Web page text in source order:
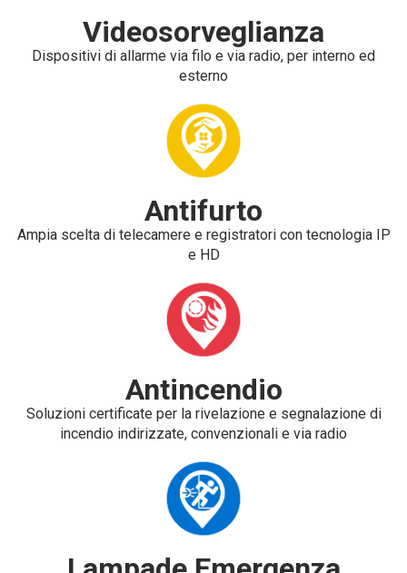
Videosorveglianza
Dispositivi di allarme via filo e via radio, per interno ed
esterno
Antifurto
Ampia scelta di telecamere e registratori con tecnologia IP
e HD
Antincendio
Soluzioni certificate per la rivelazione e segnalazione di
incendio indirizzate, convenzionali e via radio